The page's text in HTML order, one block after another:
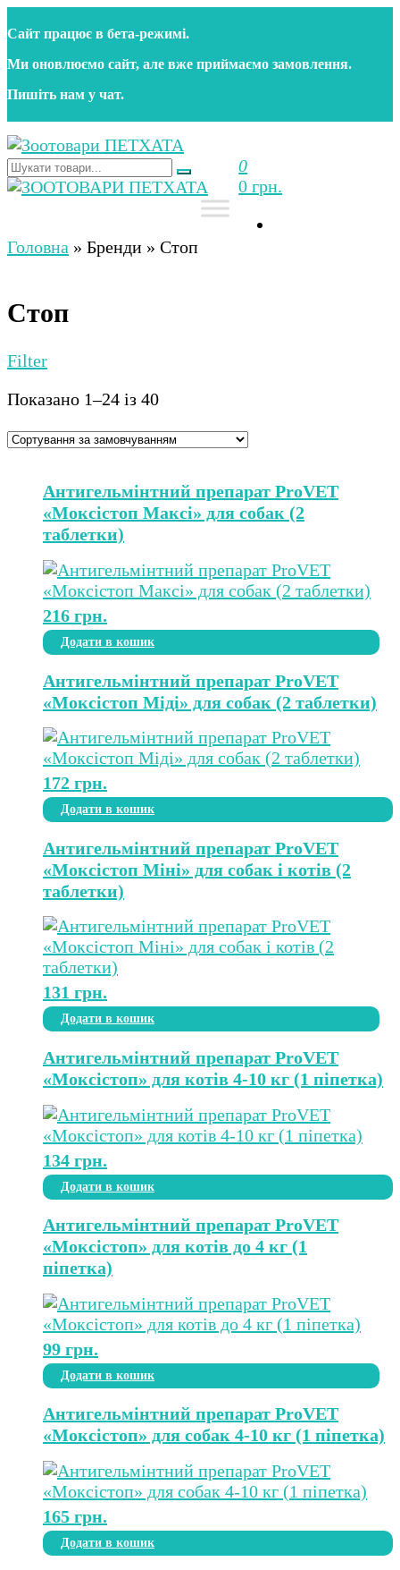
до
контенту
Сайт працює в бета‑режимі.
Ми оновлюємо сайт, але вже приймаємо замовлення.
Пишіть нам у чат.
Зоотовари ПЕТХАТА
Зоомагазин для собак та котів | Корм, іграшки,
аксесуари та догляд за тваринами. Доставка по
0
0 грн.
Зоомагазин для собак та котів | Корм, іграшки,
аксесуари та догляд за тваринами. Доставка по
Головна » Бренди » Стоп
Стоп
Filter
Показано 1–24 із 40
Антигельмінтний препарат ProVET
«Моксістоп Максі» для собак (2
таблетки)
216 грн.
Додати в кошик
Антигельмінтний препарат ProVET
«Моксістоп Міді» для собак (2 таблетки)
172 грн.
Додати в кошик
Антигельмінтний препарат ProVET
«Моксістоп Міні» для собак і котів (2
таблетки)
131 грн.
Додати в кошик
Антигельмінтний препарат ProVET
«Моксістоп» для котів 4-10 кг (1 піпетка)
134 грн.
Додати в кошик
Антигельмінтний препарат ProVET
«Моксістоп» для котів до 4 кг (1
піпетка)
99 грн.
Додати в кошик
Антигельмінтний препарат ProVET
«Моксістоп» для собак 4-10 кг (1 піпетка)
165 грн.
Додати в кошик